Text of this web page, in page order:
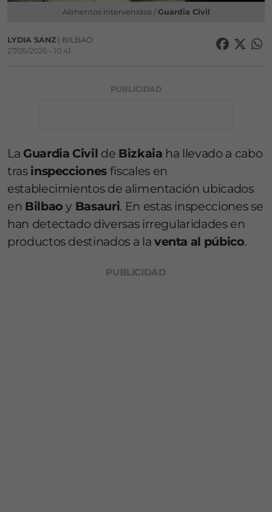
Alimentos intervenidos / Guardia Civil
LYDIA SANZ | BILBAO
27/05/2026 • 10:41
PUBLICIDAD
La Guardia Civil de Bizkaia ha llevado a cabo
tras inspecciones fiscales en
establecimientos de alimentación ubicados
en Bilbao y Basauri. En estas inspecciones se
han detectado diversas irregularidades en
productos destinados a la venta al púbico.
PUBLICIDAD